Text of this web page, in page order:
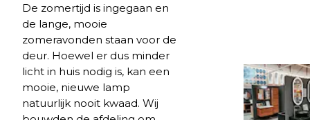
De zomertijd is ingegaan en
de lange, mooie
zomeravonden staan voor de
deur. Hoewel er dus minder
licht in huis nodig is, kan een
mooie, nieuwe lamp
natuurlijk nooit kwaad. Wij